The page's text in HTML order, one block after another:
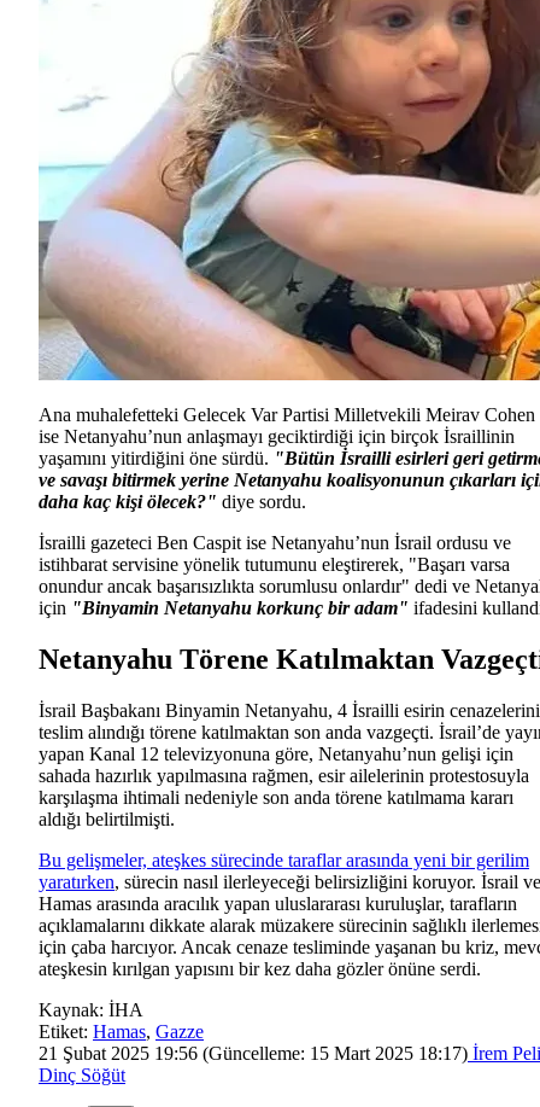
Ana muhalefetteki Gelecek Var Partisi Milletvekili Meirav Cohen
ise Netanyahu’nun anlaşmayı geciktirdiği için birçok İsraillinin
yaşamını yitirdiğini öne sürdü. "Bütün İsrailli esirleri geri
ve savaşı bitirmek yerine Netanyahu koalisyonunun çıkarları
daha kaç kişi ölecek?" diye sordu.
İsrailli gazeteci Ben Caspit ise Netanyahu’nun İsrail ordusu ve
istihbarat servisine yönelik tutumunu eleştirerek, "Başarı varsa
onundur ancak başarısızlıkta sorumlusu onlardır" dedi ve
için "Binyamin Netanyahu korkunç bir adam" ifadesini
Netanyahu Törene Katılmaktan
İsrail Başbakanı Binyamin Netanyahu, 4 İsrailli esirin
teslim alındığı törene katılmaktan son anda vazgeçti. İsrail’de
yapan Kanal 12 televizyonuna göre, Netanyahu’nun gelişi için
sahada hazırlık yapılmasına rağmen, esir ailelerinin protestosuyla
karşılaşma ihtimali nedeniyle son anda törene katılmama kararı
aldığı belirtilmişti.
Bu gelişmeler, ateşkes sürecinde taraflar arasında yeni bir gerilim
yaratırken, sürecin nasıl ilerleyeceği belirsizliğini koruyor. İsrail ve
Hamas arasında aracılık yapan uluslararası kuruluşlar, tarafların
açıklamalarını dikkate alarak müzakere sürecinin sağlıklı
için çaba harcıyor. Ancak cenaze tesliminde yaşanan bu kriz,
ateşkesin kırılgan yapısını bir kez daha gözler önüne serdi.
Kaynak: İHA
Etiket: Hamas, Gazze
21 Şubat 2025 19:56 (Güncelleme: 15 Mart 2025 18:17) İrem
Dinç Söğüt